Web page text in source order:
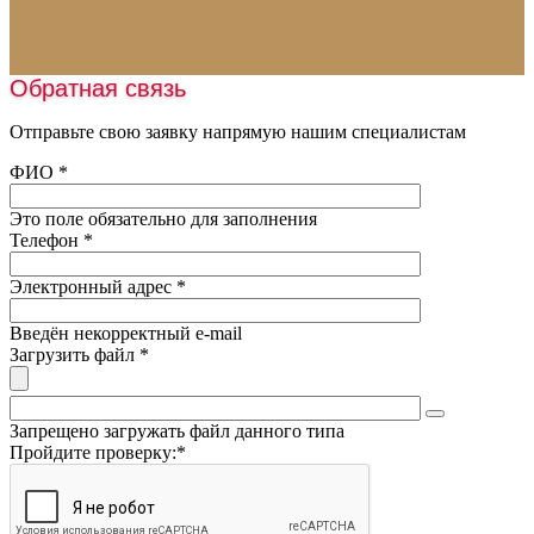
Шовная лента
Пробковая крошка
Песок
Подогрев футбольного поля
Монтаж освещения
Нанесение разметки
Заливка катков
Обслуживание катков
Обратная связь
Отправьте свою заявку напрямую нашим специалистам
ФИО *
Это поле обязательно для заполнения
Телефон *
Электронный адрес *
Введён некорректный e-mail
Загрузить файл *
Запрещено загружать файл данного типа
Пройдите проверку:*